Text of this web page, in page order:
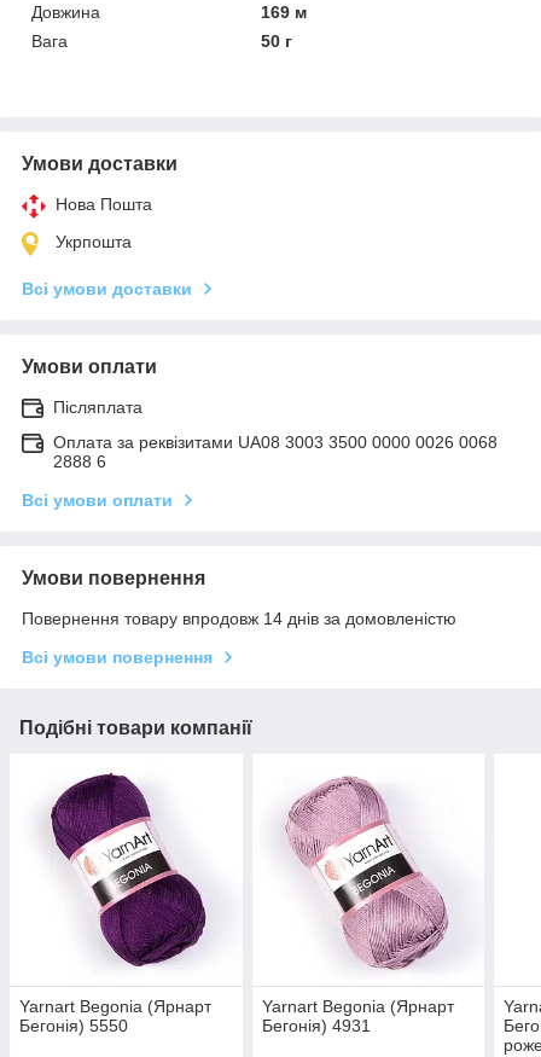
Довжина
169 м
Вага
50 г
Умови доставки
Нова Пошта
Укрпошта
Всі умови доставки
Умови оплати
Післяплата
Оплата за реквізитами UA08 3003 3500 0000 0026 0068
2888 6
Всі умови оплати
Умови повернення
Повернення товару впродовж 14 днів за домовленістю
Всі умови повернення
Подібні товари компанії
Yarnart Begonia (Ярнарт
Бегонія) 5550
Yarnart Begonia (Ярнарт
Бегонія) 4931